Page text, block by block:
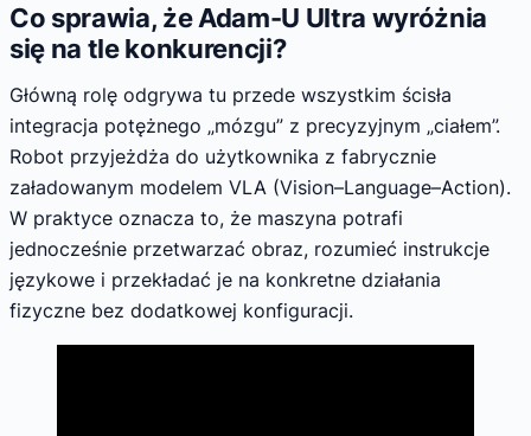
Co sprawia, że Adam-U Ultra wyróżnia
się na tle konkurencji?
Główną rolę odgrywa tu przede wszystkim ścisła
integracja potężnego „mózgu” z precyzyjnym „ciałem”.
Robot przyjeżdża do użytkownika z fabrycznie
załadowanym modelem VLA (Vision–Language–Action).
W praktyce oznacza to, że maszyna potrafi
jednocześnie przetwarzać obraz, rozumieć instrukcje
językowe i przekładać je na konkretne działania
fizyczne bez dodatkowej konfiguracji.